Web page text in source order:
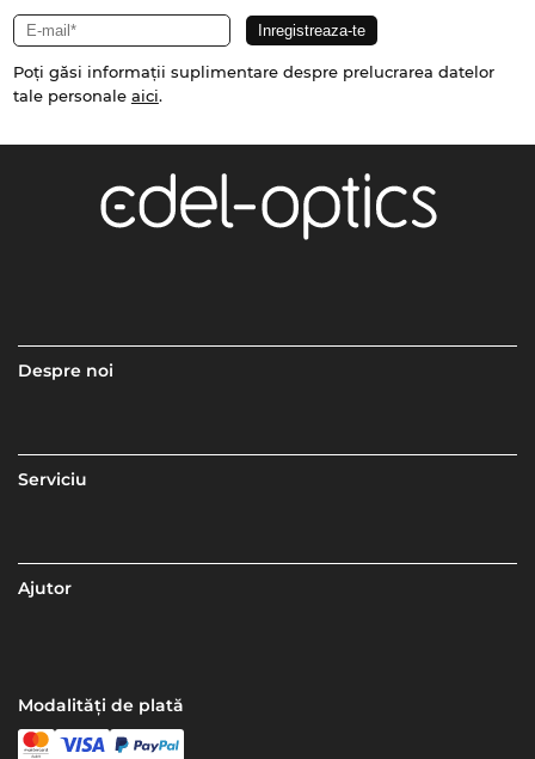
Poți găsi informații suplimentare despre prelucrarea datelor
tale personale aici.
Despre noi
Serviciu
Ajutor
Modalități de plată